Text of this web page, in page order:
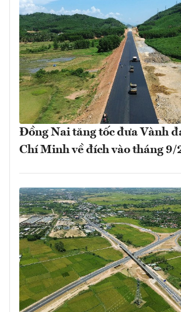
Đồng Nai tăng tốc đưa Vành
Chí Minh về đích vào tháng